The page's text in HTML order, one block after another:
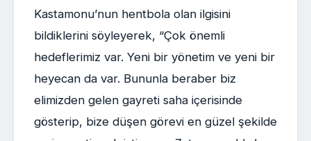
Kastamonu’nun hentbola olan ilgisini
bildiklerini söyleyerek, “Çok önemli
hedeflerimiz var. Yeni bir yönetim ve yeni bir
heyecan da var. Bununla beraber biz
elimizden gelen gayreti saha içerisinde
gösterip, bize düşen görevi en güzel şekilde